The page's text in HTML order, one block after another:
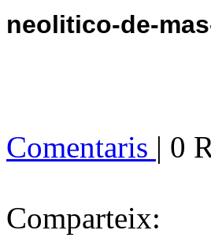
neolitico-de-
Comentaris | 0
Comparteix: